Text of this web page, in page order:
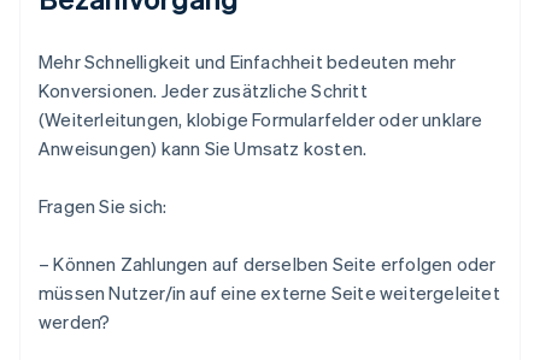
Mehr Schnelligkeit und Einfachheit bedeuten mehr
Konversionen. Jeder zusätzliche Schritt
(Weiterleitungen, klobige Formularfelder oder unklare
Anweisungen) kann Sie Umsatz kosten.
Fragen Sie sich:
– Können Zahlungen auf derselben Seite erfolgen oder
müssen Nutzer/in auf eine externe Seite weitergeleitet
werden?